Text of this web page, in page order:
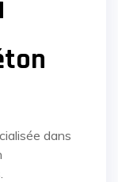
dans